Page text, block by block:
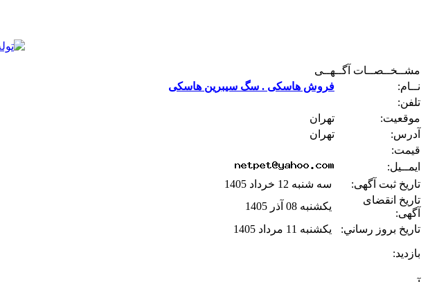
مشــخــصــات آگــهــی
نــام:
فروش هاسکی . سگ سیبرین هاسکی
تلفن:
موقعیت:
تهران
آدرس:
تهران
قیمت:
ایمــیل:
تاریخ ثبت آگهی:
سه شنبه 12 خرداد 1405
تاریخ انقضای
آگهی:
یکشنبه 08 آذر 1405
تاريخ بروز رساني:
یکشنبه 11 مرداد 1405
بازديد: